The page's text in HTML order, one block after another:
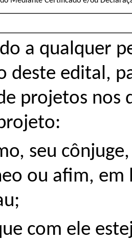
a qualquer
deste edital,
projetos nos
seu
ou afim,
com ele